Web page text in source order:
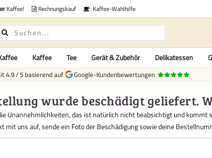
Kaffee! Rechnungskauf Kaffee-Wahlhilfe
Kaffee Tee Gerät & Zubehör Delikatessen
4.9/5 basierend auf Google-Kundenbewertungen
wurde beschädigt geliefert.
Unannehmlichkeiten, das ist natürlich nicht beabsichtigt und kommt
mit uns auf, sende ein Foto der Beschädigung sowie deine